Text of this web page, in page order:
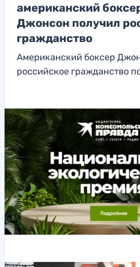
американский
Джонсон получил
гражданство
Американский боксер
российское гражданство